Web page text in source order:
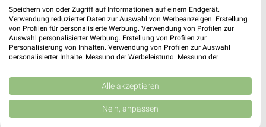
Speichern von oder Zugriff auf Informationen auf einem Endgerät.
Verwendung reduzierter Daten zur Auswahl von Werbeanzeigen. Erstellung
von Profilen für personalisierte Werbung. Verwendung von Profilen zur
Auswahl personalisierter Werbung. Erstellung von Profilen zur
Personalisierung von Inhalten. Verwendung von Profilen zur Auswahl
personalisierter Inhalte. Messung der Werbeleistung. Messung der
Kombinationen von Daten aus verschiedenen Quellen. Entwicklung und
Verbesserung der Angebote. Verwendung reduzierter Daten zur Auswahl
von Inhalten.
Daten können außerhalb der Europäischen Union weitergegeben und in die
USA gesendet werden.
Alle akzeptieren
Nein, anpassen